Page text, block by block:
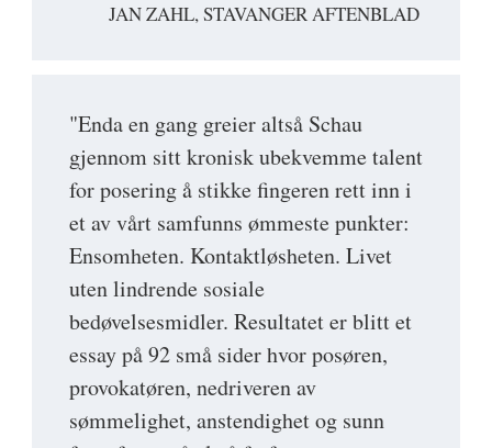
JAN ZAHL, STAVANGER AFTENBLAD
"Enda en gang greier altså Schau
gjennom sitt kronisk ubekvemme talent
for posering å stikke fingeren rett inn i
et av vårt samfunns ømmeste punkter:
Ensomheten. Kontaktløsheten. Livet
uten lindrende sosiale
bedøvelsesmidler. Resultatet er blitt et
essay på 92 små sider hvor posøren,
provokatøren, nedriveren av
sømmelighet, anstendighet og sunn